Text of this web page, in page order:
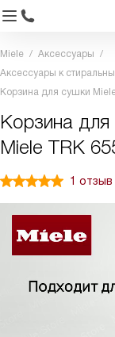
Miele
Аксессуары
Аксессуары к
Корзина для сушки
Корзина
Miele TRK
1 отзыв